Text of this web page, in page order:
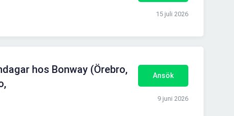
15 juli 2026
hos Bonway (Örebro,
Ansök
9 juni 2026